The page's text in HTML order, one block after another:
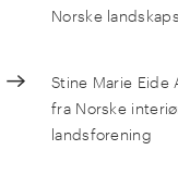
Norske
Stine Marie Eide
fra Norske
landsforening